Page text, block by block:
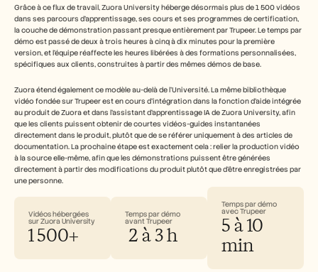
Grâce à ce flux de travail, Zuora University héberge désormais plus de 1 500 vidéos
dans ses parcours d’apprentissage, ses cours et ses programmes de certification,
la couche de démonstration passant presque entièrement par Trupeer. Le temps par
démo est passé de deux à trois heures à cinq à dix minutes pour la première
version, et l’équipe réaffecte les heures libérées à des formations personnalisées,
spécifiques aux clients, construites à partir des mêmes démos de base.
Zuora étend également ce modèle au-delà de l’Université. La même bibliothèque
vidéo fondée sur Trupeer est en cours d’intégration dans la fonction d’aide intégrée
au produit de Zuora et dans l’assistant d’apprentissage IA de Zuora University, afin
que les clients puissent obtenir de courtes vidéos-guides instantanées
directement dans le produit, plutôt que de se référer uniquement à des articles de
documentation. La prochaine étape est exactement cela : relier la production vidéo
à la source elle-même, afin que les démonstrations puissent être générées
directement à partir des modifications du produit plutôt que d’être enregistrées par
une personne.
Vidéos hébergées
sur Zuora University
1 500+
Temps par démo
avant Trupeer
2 à 3 h
Temps par démo
avec Trupeer
5 à 10
min